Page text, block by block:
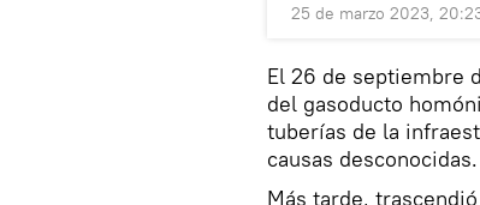
25 de marzo 2023,
El 26 de septiembre
del gasoducto
tuberías de la
causas desconocidas.
Más tarde,